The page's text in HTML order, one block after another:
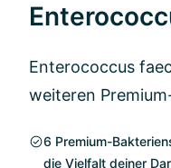
Enterococcus
weiteren
6 Premium-
die Vielfalt deiner